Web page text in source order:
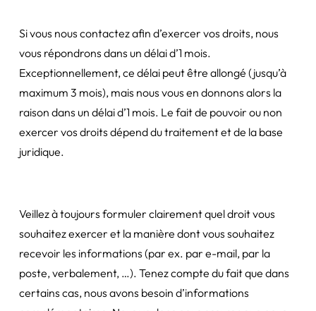
Si vous nous contactez afin d’exercer vos droits, nous
vous répondrons dans un délai d’1 mois.
Exceptionnellement, ce délai peut être allongé (jusqu’à
maximum 3 mois), mais nous vous en donnons alors la
raison dans un délai d’1 mois. Le fait de pouvoir ou non
exercer vos droits dépend du traitement et de la base
juridique.
Veillez à toujours formuler clairement quel droit vous
souhaitez exercer et la manière dont vous souhaitez
recevoir les informations (par ex. par e-mail, par la
poste, verbalement, …). Tenez compte du fait que dans
certains cas, nous avons besoin d’informations